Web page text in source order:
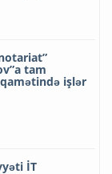
tam
işlər
İT